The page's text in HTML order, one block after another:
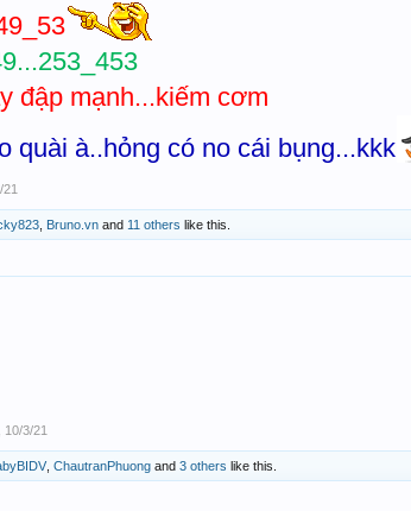
đập mạnh...kiếm cơm
quài à..hỏng có no cái bụng...kkk
21
Bruno.vn and 11 others like this.
10/3/21
ChautranPhuong and 3 others like this.